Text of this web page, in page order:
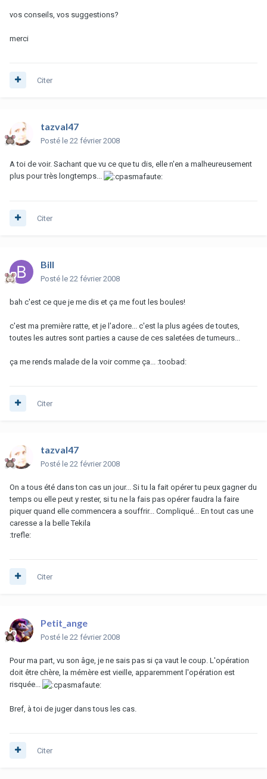
vos conseils, vos suggestions?
merci
Citer
tazval47
Posté le 22 février 2008
A toi de voir. Sachant que vu ce que tu dis, elle n'en a malheureusement
plus pour très longtemps...
Citer
Bill
Posté le 22 février 2008
bah c'est ce que je me dis et ça me fout les boules!
c'est ma première ratte, et je l'adore... c'est la plus agées de toutes,
toutes les autres sont parties a cause de ces saletées de tumeurs...
ça me rends malade de la voir comme ça... :toobad:
Citer
tazval47
Posté le 22 février 2008
On a tous été dans ton cas un jour... Si tu la fait opérer tu peux gagner du
temps ou elle peut y rester, si tu ne la fais pas opérer faudra la faire
piquer quand elle commencera a souffrir... Compliqué... En tout cas une
caresse a la belle Tekila
:trefle:
Citer
Petit_ange
Posté le 22 février 2008
Pour ma part, vu son âge, je ne sais pas si ça vaut le coup. L'opération
doit être chère, la mémère est vieille, apparemment l'opération est
risquée...
Bref, à toi de juger dans tous les cas.
Citer